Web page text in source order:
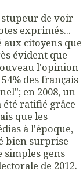
stupeur de voir
exprimés...
aux citoyens que
évident que
l'opinion
des français
en 2008, un
ratifié grâce
que les
à l'époque,
bien surprise
simples gens
de 2012.